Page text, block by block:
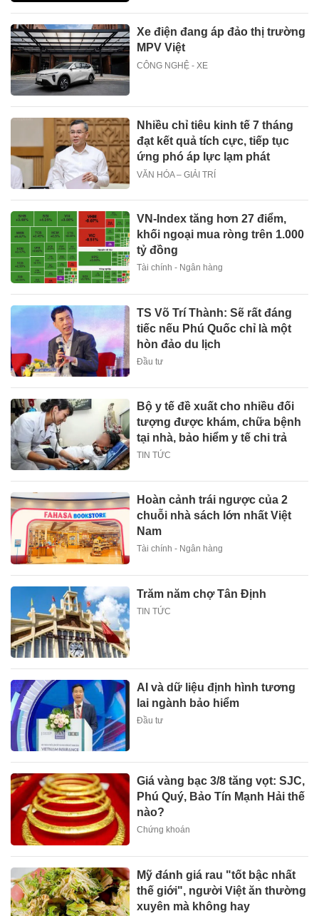
Xe điện đang áp đảo thị trường
MPV Việt
CÔNG NGHỆ - XE
Nhiều chỉ tiêu kinh tế 7 tháng
đạt kết quả tích cực, tiếp tục
ứng phó áp lực lạm phát
VĂN HÓA – GIẢI TRÍ
VN-Index tăng hơn 27 điểm,
khối ngoại mua ròng trên 1.000
tỷ đồng
Tài chính - Ngân hàng
TS Võ Trí Thành: Sẽ rất đáng
tiếc nếu Phú Quốc chỉ là một
hòn đảo du lịch
Đầu tư
Bộ y tế đề xuất cho nhiều đối
tượng được khám, chữa bệnh
tại nhà, bảo hiểm y tế chi trả
TIN TỨC
Hoàn cảnh trái ngược của 2
chuỗi nhà sách lớn nhất Việt
Nam
Tài chính - Ngân hàng
Trăm năm chợ Tân Định
TIN TỨC
AI và dữ liệu định hình tương
lai ngành bảo hiểm
Đầu tư
Giá vàng bạc 3/8 tăng vọt: SJC,
Phú Quý, Bảo Tín Mạnh Hải thế
nào?
Chứng khoán
Mỹ đánh giá rau "tốt bậc nhất
thế giới", người Việt ăn thường
xuyên mà không hay